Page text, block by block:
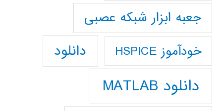
جعبه ابزار شبکه عصبی
خودآموز HSPICE دانلود
دانلود MATLAB